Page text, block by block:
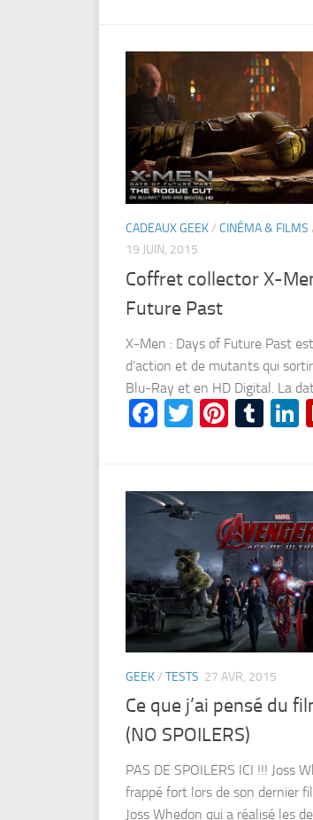
CADEAUX GEEK/ CINÉMA & FILMS
19 JUIN, 2015
Coffret collector X-
Future Past
X-Men : Days of Future Past
d’action et de mutants qui
Blu-Ray et en HD Digital. La
Facebook
Twitter
GEEK/ TESTS 27 AVR, 2015
Ce que j’ai pensé du
(NO SPOILERS)
PAS DE SPOILERS ICI !!! Joss
frappé fort lors de son dernier
Joss Whedon qui a réalisé les